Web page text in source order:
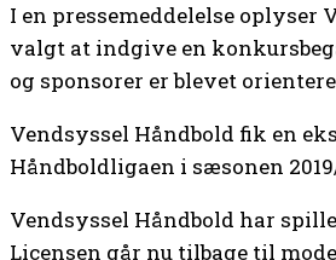
I en pressemeddelelse oplyser
valgt at indgive en
og sponsorer er blevet
Vendsyssel Håndbold fik en
Håndboldligaen i sæsonen
Vendsyssel Håndbold har
Licensen går nu tilbage til